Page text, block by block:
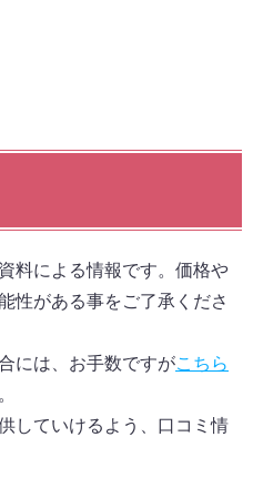
料による情報です。価格や
性がある事をご了承くださ
には、お手数ですがこちら
していけるよう、口コミ情